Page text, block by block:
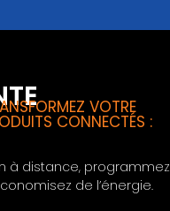
VOTRE
CONNECTÉS :
à distance, programmez
de l’énergie.